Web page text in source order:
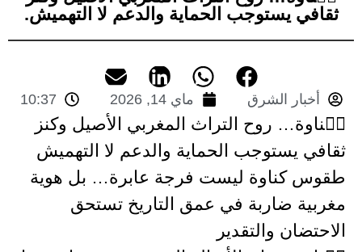
ثقافي يستوجب الحماية والدعم لا التهميش.
أخبار الشرق ماي 14, 2026 10:37
كࣤناوة… روح التراث المغربي الأصيل وكنز
ثقافي يستوجب الحماية والدعم لا التهميش
طقوس كناوة ليست فرجة عابرة… بل هوية
مغربية ضاربة في عمق التاريخ تستحق
الاحتضان والتقدير